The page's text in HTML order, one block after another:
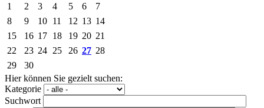
1
2 3 4 5 6
7
8
9 10 11 12 13 14
15
16 17 18 19 20 21
22
23 24 25 26 27 28
29
30
Hier können Sie gezielt suchen:
Kategorie
Suchwort